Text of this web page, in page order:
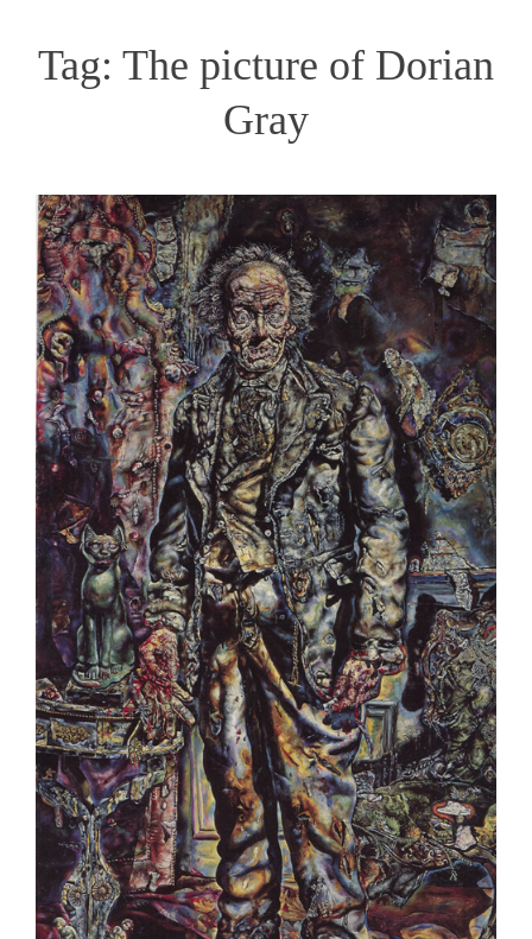
Tag: The picture of Dorian
Gray